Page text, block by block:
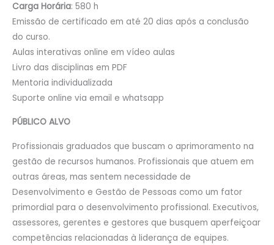
Carga Horária: 580 h
Emissão de certificado em até 20 dias após a conclusão
do curso.
Aulas interativas online em vídeo aulas
Livro das disciplinas em PDF
Mentoria individualizada
Suporte online via email e whatsapp
PÚBLICO ALVO
Profissionais graduados que buscam o aprimoramento na
gestão de recursos humanos. Profissionais que atuem em
outras áreas, mas sentem necessidade de
Desenvolvimento e Gestão de Pessoas como um fator
primordial para o desenvolvimento profissional. Executivos,
assessores, gerentes e gestores que busquem aperfeiçoar
competências relacionadas à liderança de equipes.